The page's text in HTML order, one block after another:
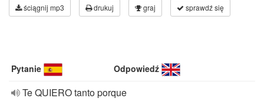
ściągnij mp3 drukuj graj sprawdź się
Pytanie Odpowiedź
Te QUIERO tanto porque